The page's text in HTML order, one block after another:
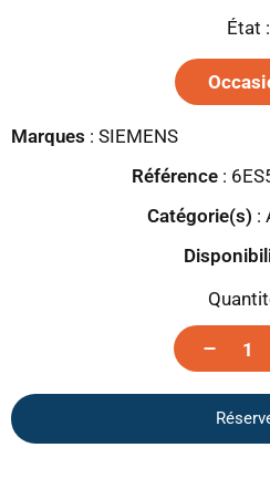
État :
Marques : SIEMENS
Référence :
Catégorie(s) :
–